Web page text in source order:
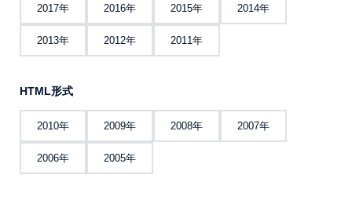
2017年 2016年 2015年 2014年
2013年 2012年 2011年
HTML形式
2010年 2009年 2008年 2007年
2006年 2005年